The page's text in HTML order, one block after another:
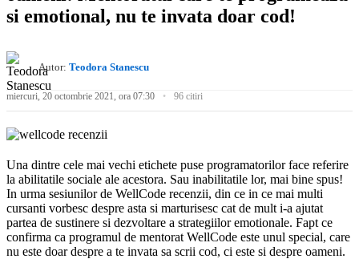
si emotional, nu te invata doar cod!
Autor: Teodora Stanescu
miercuri, 20 octombrie 2021, ora 07:30 96 citiri
Una dintre cele mai vechi etichete puse programatorilor face referire
la abilitatile sociale ale acestora. Sau inabilitatile lor, mai bine spus!
In urma sesiunilor de WellCode recenzii, din ce in ce mai multi
cursanti vorbesc despre asta si marturisesc cat de mult i-a ajutat
partea de sustinere si dezvoltare a strategiilor emotionale. Fapt ce
confirma ca programul de mentorat WellCode este unul special, care
nu este doar despre a te invata sa scrii cod, ci este si despre oameni.